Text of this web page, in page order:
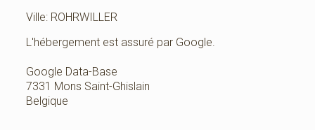
Ville: ROHRWILLER
L'hébergement est assuré par Google.
Google Data-Base
7331 Mons Saint-Ghislain
Belgique